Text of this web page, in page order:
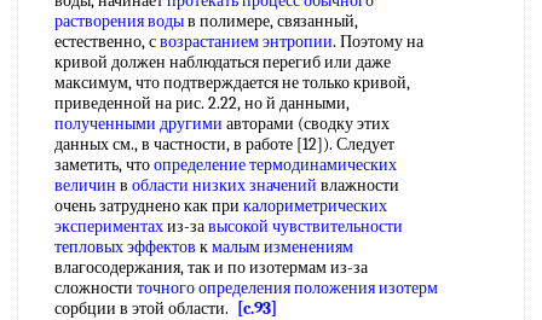
растворения водыв полимере, связанный,
естественно, свозрастанием энтропии. Поэтому на
кривой должен наблюдаться перегиб или даже
максимум, что подтверждается не только кривой,
приведенной на рис. 2.22, но й данными,
полученными другими авторами (сводку этих
данных см., в частности, в работе [12]). Следует
заметить, чтоопределение термодинамических
величин в области низких значений влажности
очень затруднено как при калориметрических
экспериментахиз-завысокой чувствительности
тепловых эффектов кмалым изменениям
влагосодержания, так и по изотермам из-за
сложности точного определенияположения изотерм
сорбции в этой области.
[c.93]